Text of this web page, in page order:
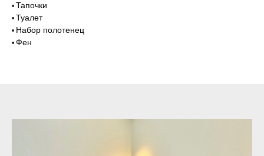
• Тапочки
• Туалет
• Набор полотенец
• Фен